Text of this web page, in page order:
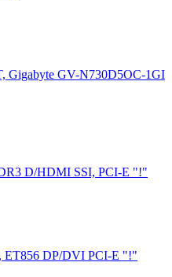
Gigabyte GV-N730D5OC-1GI
D/HDMI SSI, PCI-E "!"
ET856 DP/DVI PCI-E "!"